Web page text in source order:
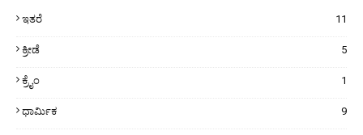
ಇತರೆ 11
ಕ್ರೀಡೆ 5
ಕ್ರೈಂ 1
ಧಾರ್ಮಿಕ 9